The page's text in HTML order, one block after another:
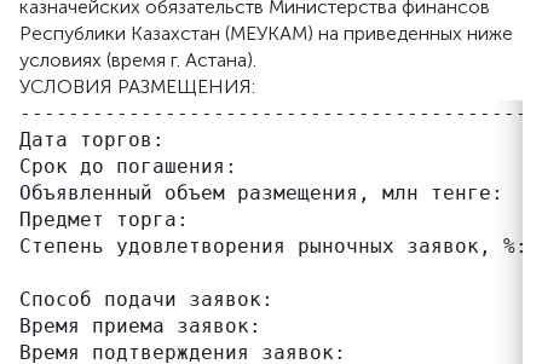
казначейских обязательств Министерства финансов
Республики Казахстан (МЕУКАМ) на приведенных ниже
условиях (время г. Астана).
УСЛОВИЯ РАЗМЕЩЕНИЯ:
Дата торгов:
Срок до погашения:
Объявленный объем размещения, млн тенге:
Предмет торга:
Степень удовлетворения рыночных заявок,
Способ подачи заявок:
Время приема заявок:
Время подтверждения заявок: